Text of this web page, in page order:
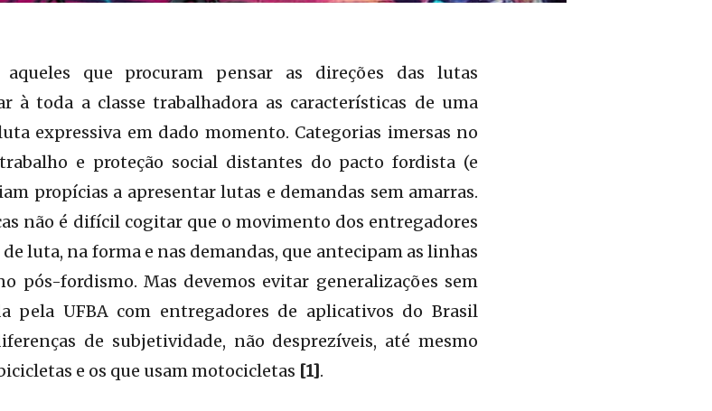
que procuram pensar as direções das lutas
à toda a classe trabalhadora as características de uma
expressiva em dado momento. Categorias imersas no
e proteção social distantes do pacto fordista (e
propícias a apresentar lutas e demandas sem amarras.
não é difícil cogitar que o movimento dos entregadores
luta, na forma e nas demandas, que antecipam as linhas
pós-fordismo. Mas devemos evitar generalizações sem
pela UFBA com entregadores de aplicativos do Brasil
de subjetividade, não desprezíveis, até mesmo
e os que usam motocicletas [1].